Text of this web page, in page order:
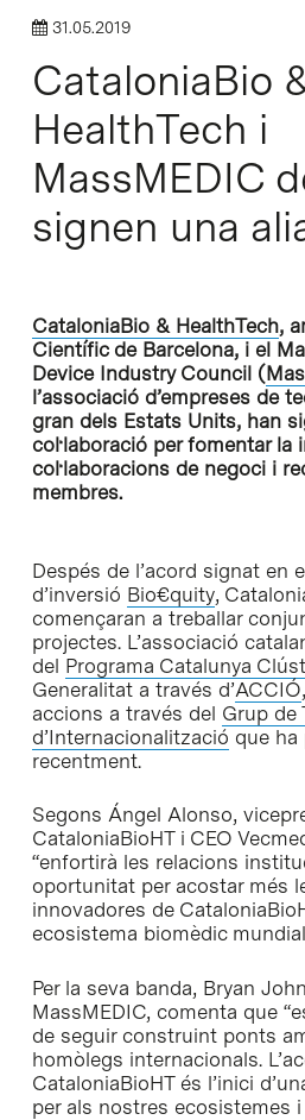
31.05.2019
CataloniaBio
HealthTech i
MassMEDIC
signen una
CataloniaBio & HealthTech,
Científic de Barcelona, i el
Device Industry Council (
l’associació d’empreses de
gran dels Estats Units, han
col·laboració per fomentar la
col·laboracions de negoci i
membres.
Despés de l’acord signat en
d’inversió Bio€quity,
començaran a treballar
projectes. L’associació
del Programa Catalunya
Generalitat a través d’ACCIÓ
accions a través del Grup de
d’Internacionalització que ha
recentment.
Segons Ángel Alonso,
CataloniaBioHT i CEO
“enfortirà les relacions
oportunitat per acostar més
innovadores de
ecosistema biomèdic
Per la seva banda, Bryan
MassMEDIC, comenta que
de seguir construint ponts
homòlegs internacionals.
CataloniaBioHT és l’inici
per als nostres ecosistemes i